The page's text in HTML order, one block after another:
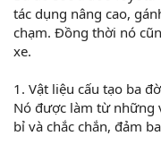
tác dụng nâng cao,
chạm. Đồng thời nó
xe.
1. Vật liệu cấu tạo ba
Nó được làm từ những
bỉ và chắc chắn, đảm